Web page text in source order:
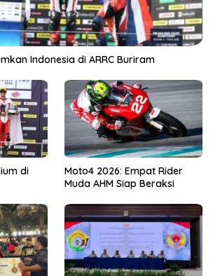
Indonesia di ARRC Buriram
di
Moto4 2026: Empat Rider
Muda AHM Siap Beraksi